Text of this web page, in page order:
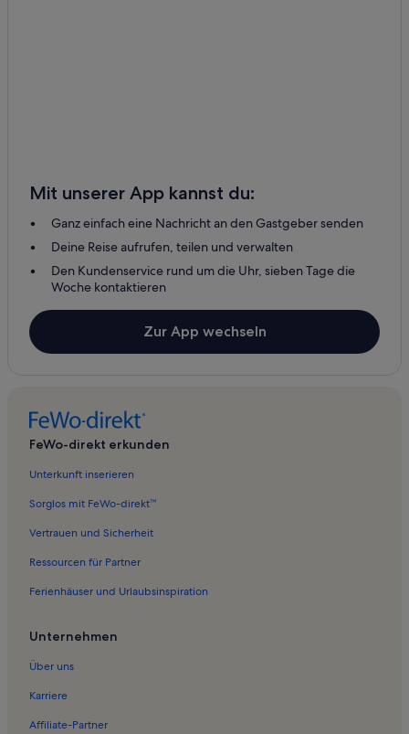
Mit unserer App kannst du:
Ganz einfach eine Nachricht an den Gastgeber senden
Deine Reise aufrufen, teilen und verwalten
Den Kundenservice rund um die Uhr, sieben Tage die
Woche kontaktieren
Zur App wechseln
FeWo-direkt erkunden
Unterkunft inserieren
Sorglos mit FeWo-direkt™
Vertrauen und Sicherheit
Ressourcen für Partner
Ferienhäuser und Urlaubsinspiration
Unternehmen
Über uns
Karriere
Affiliate-Partner